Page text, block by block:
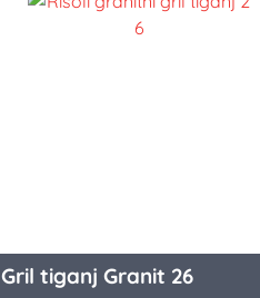
Gril tiganj Granit 26